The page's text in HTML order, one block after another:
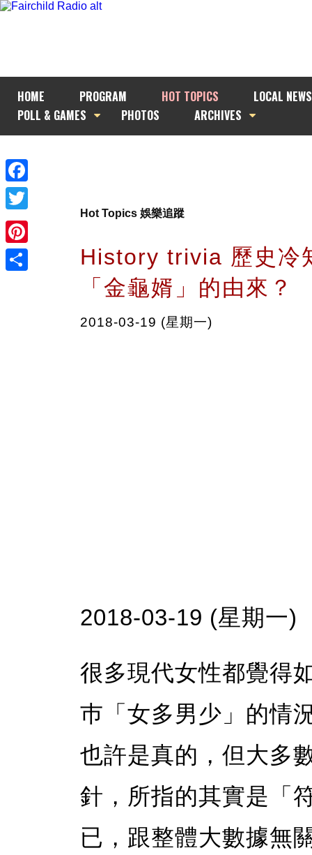
HOME PROGRAM HOT TOPICS
LOCAL NEWS
POLL & GAMES
PHOTOS ARCHIVES
Facebook
Twitter
Pinterest
Hot Topics 娛樂追蹤
History trivia 歷史冷
「金龜婿」的由來？
2018-03-19 (星期一)
2018-03-19 (星期一)
很多現代女性都覺得
巿「女多男少」的情
也許是真的，但大多
針，所指的其實是「
已，跟整體大數據無